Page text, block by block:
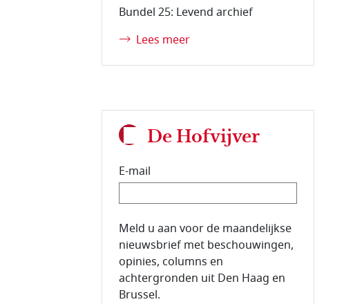
Bundel 25: Levend archief
Lees meer
De Hofvijver
E-mail
E-mailadres van de abonnee.
Meld u aan voor de maandelijkse
nieuwsbrief met beschouwingen,
opinies, columns en
achtergronden uit Den Haag en
Brussel.